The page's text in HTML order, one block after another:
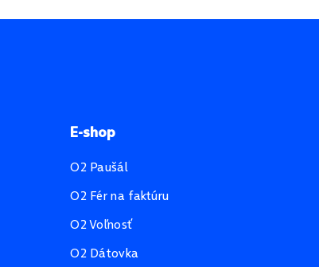
E-shop
O2 Paušál
O2 Fér na faktúru
O2 Voľnosť
O2 Dátovka